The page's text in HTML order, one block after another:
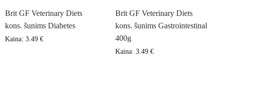
Brit GF Veterinary Diets
kons. šunims Diabetes
Kaina:3.49€
Brit GF Veterinary Diets
kons. šunims Gastrointestinal
400g
Kaina: 3.49 €